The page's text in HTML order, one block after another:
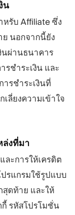
น
หรับ Affiliate ซึ่ง
นอกจากนี้ยัง
นผ่านธนาคาร
รชำระเงิน และ
รชำระเงินที่
ลี่ยงความเข้าใจ
ล่งที่มา
ะการให้เครดิต
รแกรมใช้รูปแบบ
ดท้าย และให้
กี้ รหัสโปรโมชั่น